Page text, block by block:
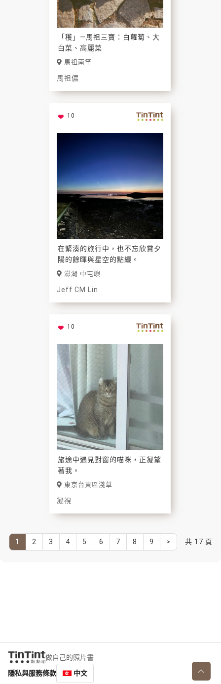
「穫」—馬祖三寶：白蘿蔔、大
白菜、高麗菜
馬祖南竿
馬祖儂
10
在緊湊的旅行中，也不忘欣賞夕
陽的餘暉與星空的點綴。
澎湖 中屯嶼
Jeff CM Lin
10
旅途中遇見對窗的喵咪，正凝望
著我。
東京台東區淺草
凝視
1 2 3 4 5 6 7 8 9 > 共 17 頁
做自己的照片書
隱私與服務條款 中文